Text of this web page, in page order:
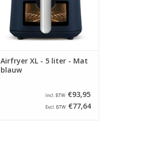
Airfryer XL - 5 liter - Mat
blauw
Incl. BTW €93,95
Excl. BTW €77,64